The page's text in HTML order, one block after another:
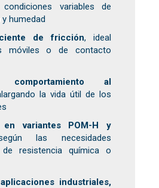
variables de
humedad
de fricción, ideal
móviles o de contacto
comportamiento al
la vida útil de los
en variantes POM-H y
las necesidades
de resistencia química o
industriales,